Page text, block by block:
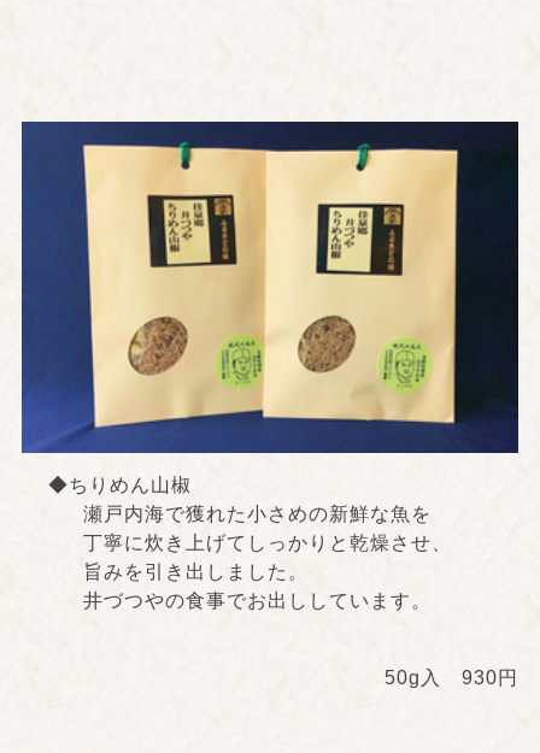
◆ちりめん山椒
瀬戸内海で獲れた小さめの新鮮な魚を
丁寧に炊き上げてしっかりと乾燥させ、
旨みを引き出しました。
井づつやの食事でお出ししています。
50g入 930円